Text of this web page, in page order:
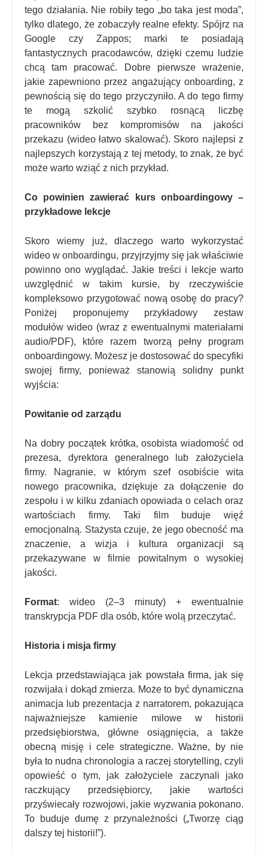
tego działania. Nie robiły tego „bo taka jest moda”,
tylko dlatego, że zobaczyły realne efekty. Spójrz na
Google czy Zappos; marki te posiadają
fantastycznych pracodawców, dzięki czemu ludzie
chcą tam pracować. Dobre pierwsze wrażenie,
jakie zapewniono przez angażujący onboarding, z
pewnością się do tego przyczyniło. A do tego firmy
te mogą szkolić szybko rosnącą liczbę
pracowników bez kompromisów na jakości
przekazu (wideo łatwo skalować). Skoro najlepsi z
najlepszych korzystają z tej metody, to znak, że być
może warto wziąć z nich przykład.
Co powinien zawierać kurs onboardingowy –
przykładowe lekcje
Skoro wiemy już, dlaczego warto wykorzystać
wideo w onboardingu, przyjrzyjmy się jak właściwie
powinno ono wyglądać. Jakie treści i lekcje warto
uwzględnić w takim kursie, by rzeczywiście
kompleksowo przygotować nową osobę do pracy?
Poniżej proponujemy przykładowy zestaw
modułów wideo (wraz z ewentualnymi materiałami
audio/PDF), które razem tworzą pełny program
onboardingowy. Możesz je dostosować do specyfiki
swojej firmy, ponieważ stanowią solidny punkt
wyjścia:
Powitanie od zarządu
Na dobry początek krótka, osobista wiadomość od
prezesa, dyrektora generalnego lub założyciela
firmy. Nagranie, w którym szef osobiście wita
nowego pracownika, dziękuje za dołączenie do
zespołu i w kilku zdaniach opowiada o celach oraz
wartościach firmy. Taki film buduje więź
emocjonalną. Stażysta czuje, że jego obecność ma
znaczenie, a wizja i kultura organizacji są
przekazywane w filmie powitalnym o wysokiej
jakości.
Format: wideo (2–3 minuty) + ewentualnie
transkrypcja PDF dla osób, które wolą przeczytać.
Historia i misja firmy
Lekcja przedstawiająca jak powstała firma, jak się
rozwijała i dokąd zmierza. Może to być dynamiczna
animacja lub prezentacja z narratorem, pokazująca
najważniejsze kamienie milowe w historii
przedsiębiorstwa, główne osiągnięcia, a także
obecną misję i cele strategiczne. Ważne, by nie
była to nudna chronologia a raczej storytelling, czyli
opowieść o tym, jak założyciele zaczynali jako
raczkujący przedsiębiorcy, jakie wartości
przyświecały rozwojowi, jakie wyzwania pokonano.
To buduje dumę z przynależności („Tworzę ciąg
dalszy tej historii!”).